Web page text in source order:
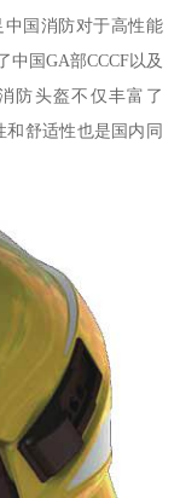
国消防对于高性能
中国GA部CCCF以及
防头盔不仅丰富了
和舒适性也是国内同